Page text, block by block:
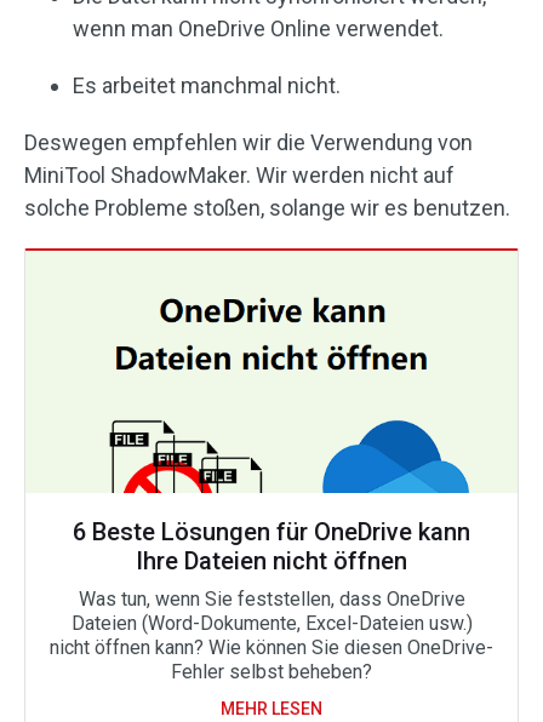
wenn man OneDrive Online verwendet.
Es arbeitet manchmal nicht.
Deswegen empfehlen wir die Verwendung von
MiniTool ShadowMaker. Wir werden nicht auf
solche Probleme stoßen, solange wir es benutzen.
6 Beste Lösungen für OneDrive kann
Ihre Dateien nicht öffnen
Was tun, wenn Sie feststellen, dass OneDrive
Dateien (Word-Dokumente, Excel-Dateien usw.)
nicht öffnen kann? Wie können Sie diesen OneDrive-
Fehler selbst beheben?
MEHR LESEN